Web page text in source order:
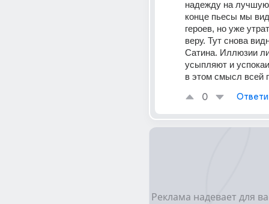
надежду на
конце пьесы мы
героев, но уже
веру. Тут снова
Сатина. Иллюзии
усыпляют и
в этом смысл всей
0